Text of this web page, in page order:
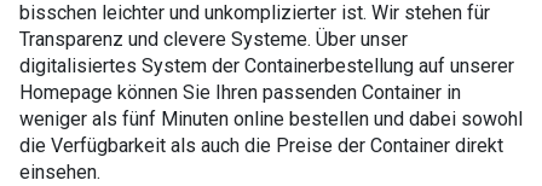
bisschen leichter und unkomplizierter ist. Wir stehen für
Transparenz und clevere Systeme. Über unser
digitalisiertes System der Containerbestellung auf unserer
Homepage können Sie Ihren passenden Container in
weniger als fünf Minuten online bestellen und dabei sowohl
die Verfügbarkeit als auch die Preise der Container direkt
einsehen.